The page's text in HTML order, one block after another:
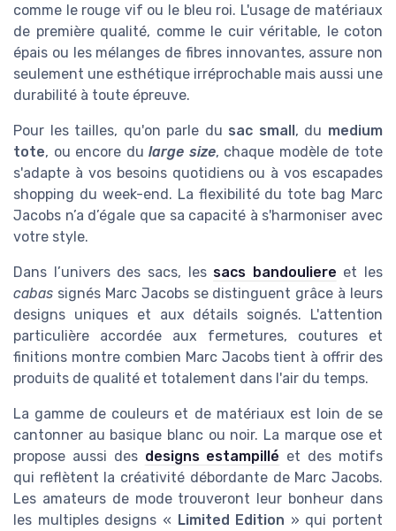
comme le rouge vif ou le bleu roi. L'usage de matériaux
de première qualité, comme le cuir véritable, le coton
épais ou les mélanges de fibres innovantes, assure non
seulement une esthétique irréprochable mais aussi une
durabilité à toute épreuve.
Pour les tailles, qu'on parle du sac small, du medium
tote, ou encore dularge size, chaque modèle de tote
s'adapte à vos besoins quotidiens ou à vos escapades
shopping du week-end. La flexibilité du tote bag Marc
Jacobs n’a d’égale que sa capacité à s'harmoniser avec
votre style.
Dans l’univers des sacs, les sacs bandouliere et les
cabas signés Marc Jacobs se distinguent grâce à leurs
designs uniques et aux détails soignés. L'attention
particulière accordée aux fermetures, coutures et
finitions montre combien Marc Jacobs tient à offrir des
produits de qualité et totalement dans l'air du temps.
La gamme de couleurs et de matériaux est loin de se
cantonner au basique blanc ou noir. La marque ose et
propose aussi des designs estampillé et des motifs
qui reflètent la créativité débordante de Marc Jacobs.
Les amateurs de mode trouveront leur bonheur dans
les multiples designs « Limited Edition » qui portent